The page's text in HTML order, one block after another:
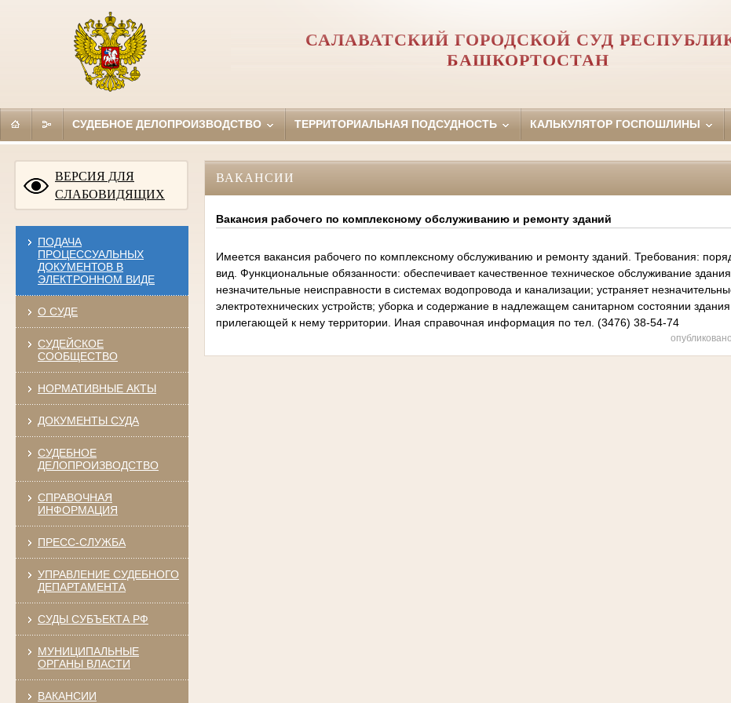
САЛАВАТСКИЙ ГОРОДСКОЙ СУД
БАШКОРТОСТАН
СУДЕБНОЕ ДЕЛОПРОИЗВОДСТВО ТЕРРИТОРИАЛЬНАЯ ПОДСУДНОСТЬ КАЛЬКУЛЯТОР ГОСПОШЛИНЫ
ВЕРСИЯ ДЛЯ
СЛАБОВИДЯЩИХ
ПОДАЧА
ПРОЦЕССУАЛЬНЫХ
ДОКУМЕНТОВ В
ЭЛЕКТРОННОМ ВИДЕ
О СУДЕ
СУДЕЙСКОЕ
СООБЩЕСТВО
НОРМАТИВНЫЕ АКТЫ
ДОКУМЕНТЫ СУДА
СУДЕБНОЕ
ДЕЛОПРОИЗВОДСТВО
СПРАВОЧНАЯ
ИНФОРМАЦИЯ
ПРЕСС-СЛУЖБА
УПРАВЛЕНИЕ СУДЕБНОГО
ДЕПАРТАМЕНТА
СУДЫ СУБЪЕКТА РФ
МУНИЦИПАЛЬНЫЕ
ОРГАНЫ ВЛАСТИ
ВАКАНСИИ
ВАКАНСИИ
Вакансия рабочего по комплексному обслуживанию и ремонту зданий
Имеется вакансия рабочего по комплексному обслуживанию и ремонту зданий. Требования:
вид. Функциональные обязанности: обеспечивает качественное техническое обслуживание
незначительные неисправности в системах водопровода и канализации; устраняет
электротехнических устройств; уборка и содержание в надлежащем санитарном состоянии
прилегающей к нему территории. Иная справочная информация по тел. (3476) 38-54-74